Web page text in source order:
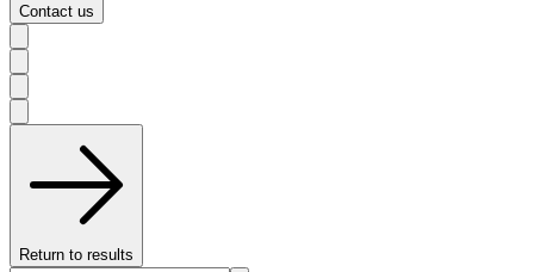
Contact us
Return to results